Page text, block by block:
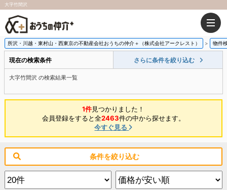
大字竹間沢
所沢・川越・東村山・西東京の不動産会社おうちの仲介＋（株式会社アークレスト） 物件
現在の検索条件 さらに条件を絞り込む
大字竹間沢 の検索結果一覧
1件見つかりました！
会員登録をすると全2463件の中から探せます。
今すぐ見る
条件を絞り込む